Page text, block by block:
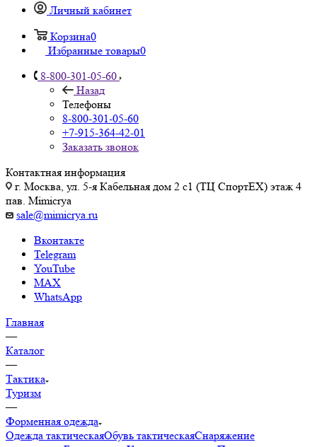
Личный кабинет
Корзина0
Избранные товары0
8-800-301-05-60
Назад
Телефоны
8-800-301-05-60
+7-915-364-42-01
Заказать звонок
Контактная информация
г. Москва, ул. 5-я Кабельная дом 2 с1 (ТЦ СпортEX) этаж 4
пав. Mimicrya
sale@mimicrya.ru
Вконтакте
Telegram
YouTube
MAX
WhatsApp
Главная
—
Каталог
—
Тактика
Туризм
—
Форменная одежда
Одежда тактическаяОбувь тактическаяСнаряжение